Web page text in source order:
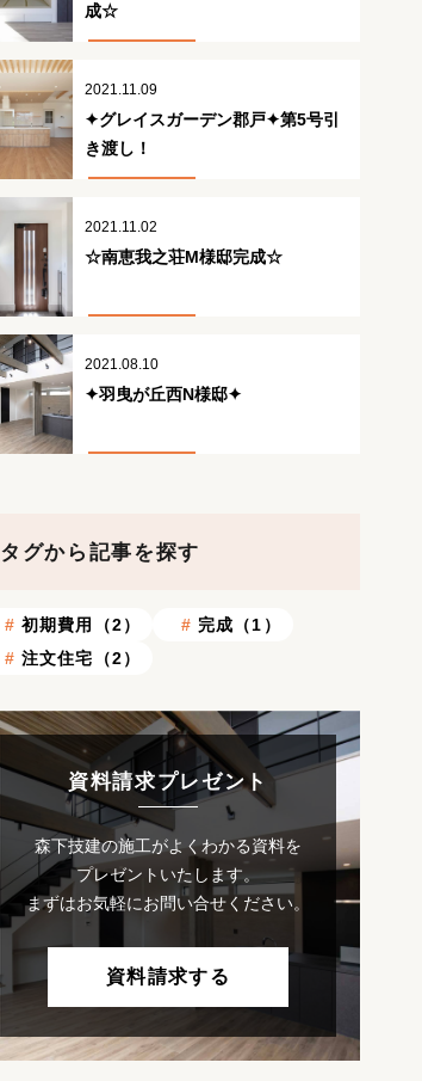
成☆
2021.11.09
✦グレイスガーデン郡戸✦第5号引
き渡し！
2021.11.02
☆南恵我之荘M様邸完成☆
2021.08.10
✦羽曳が丘西N様邸✦
タグから記事を探す
初期費用（2）
完成（1）
注文住宅（2）
資料請求プレゼント
森下技建の施工がよくわかる資料を
プレゼントいたします。
まずはお気軽にお問い合せください。
資料請求する